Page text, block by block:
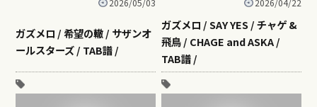
2026/05/03
ガズメロ / 希望の轍 / サザンオ
ールスターズ / TAB譜 /
2026/04/22
ガズメロ / SAY YES / チャゲ &
飛鳥 / CHAGE and ASKA /
TAB譜 /